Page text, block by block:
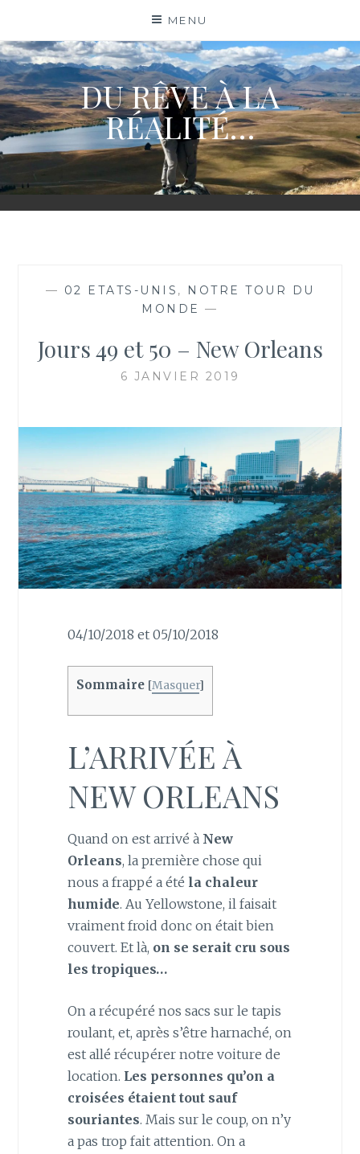
content
MENU
DU RÊVE À LA
RÉALITÉ…
— 02 ETATS-UNIS ,
NOTRE TOUR DU
MONDE —
Jours 49 et 50 – New Orleans
6 JANVIER 2019
04/10/2018 et 05/10/2018
Sommaire [Masquer]
L’ARRIVÉE À
NEW ORLEANS
Quand on est arrivé à New
Orleans, la première chose qui
nous a frappé a été la chaleur
humide. Au Yellowstone, il faisait
vraiment froid donc on était bien
couvert. Et là, on se serait cru sous
les tropiques…
On a récupéré nos sacs sur le tapis
roulant, et, après s’être harnaché, on
est allé récupérer notre voiture de
location. Les personnes qu’on a
croisées étaient tout sauf
souriantes. Mais sur le coup, on n’y
a pas trop fait attention. On a